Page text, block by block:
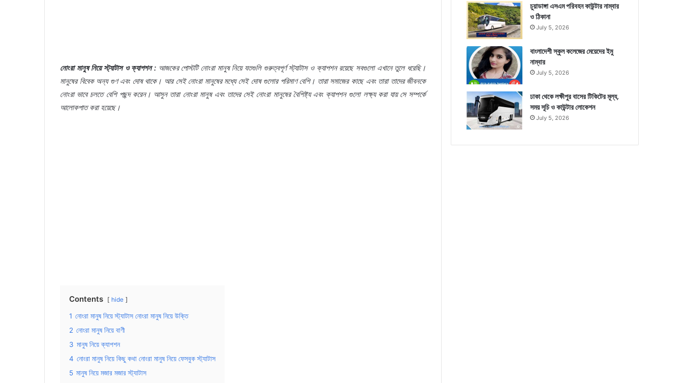
নোংরা মানুষ নিয়ে স্ট্যাটাস ও ক্যাপশন: আজকের পোস্টটি নোংরা মানুষ নিয়ে যতগুলি গুরুত্বপূর্ণ স্ট্যাটাস ও ক্যাপশন রয়েছে সবগুলো এখানে তুলে ধরেছি।
মানুষের বিবেক অন্য গুণ এবং দোষ থাকে। আর সেই নোংরা মানুষের মধ্যে সেই দোষ গুলোর পরিমাণ বেশি। তারা সমাজের কাছে এবং তারা তাদের জীবনকে
নোংরা ভাবে চলতে বেশি পছন্দ করেন। আসুন তারা নোংরা মানুষ এবং তাদের সেই নোংরা মানুষের বৈশিষ্ট্য এবং ক্যাপশন গুলো লক্ষ্য করা যায় সে সম্পর্কে
আলোকপাত করা হয়েছে।
Contents hide
1 নোংরা মানুষ নিয়ে স্ট্যাটাস নোংরা মানুষ নিয়ে উক্তি
2 নোংরা মানুষ নিয়ে বাণী
3 মানুষ নিয়ে ক্যাপশন
4 নোংরা মানুষ নিয়ে কিছু কথা নোংরা মানুষ নিয়ে ফেসবুক স্ট্যাটাস
5 মানুষ নিয়ে মজার মজার স্ট্যাটাস
চুয়াডাঙ্গা এসএম পরিবহন কাউন্টার নাম্বার
ও ঠিকানা
July 5, 2026
বাংলাদেশী স্কুল কলেজের মেয়েদের ইমু
নাম্বার
July 5, 2026
ঢাকা থেকে লক্ষীপুর বাসের টিকিটের মূল্য,
সময় সূচি ও কাউন্টার লোকেশন
July 5, 2026